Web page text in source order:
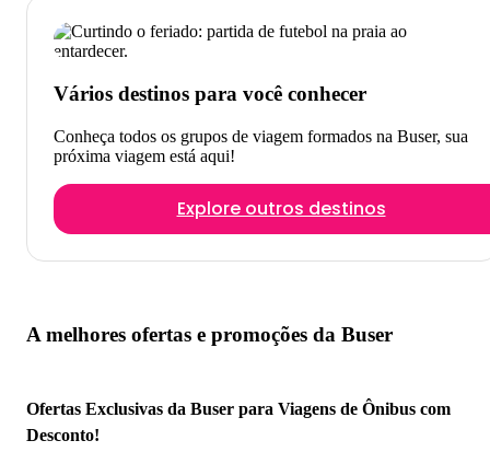
Vários destinos para você conhecer
Conheça todos os grupos de viagem formados na Buser, sua
próxima viagem está aqui!
Explore outros destinos
A melhores ofertas e promoções da Buser
Ofertas Exclusivas da Buser para Viagens de Ônibus com
Desconto!